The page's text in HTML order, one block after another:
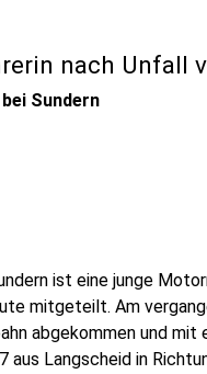
nach Unfall
Sundern
ist eine junge
mitgeteilt. Am
abgekommen und
aus Langscheid in